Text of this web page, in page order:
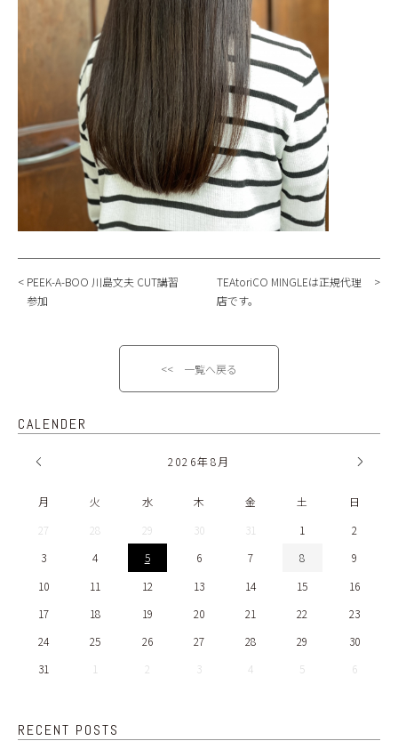
PEEK-A-BOO 川島文夫 CUT講習
参加
TEAtoriCO MINGLEは正規代理
店です。
<< 一覧へ戻る
CALENDER
2026年8月
月 火 水 木 金 土
日
27
28 29 30 31 1
2
3
4 5 6 7 8
9
10
11 12 13 14 15
16
17
18 19 20 21 22
23
24
25 26 27 28 29
30
31
1 2 3 4 5 6
RECENT POSTS